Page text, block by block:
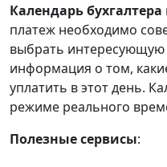
Календарьбухгалтера
платеж необходимо
выбрать интересующую
информация о том,
уплатить в этот день.
режиме реального
Полезные сервисы: